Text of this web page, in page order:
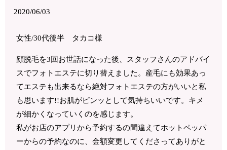
2020/06/03
女性/30代後半 タカコ様
顔脱毛を3回お世話になった後、スタッフさんのアドバイ
スでフォトエステに切り替えました。産毛にも効果あっ
てエステも出来るなら絶対フォトエステの方がいいと私
も思います!!お肌がピンッとして気持ちいいです。キメ
が細かくなっていくのを感じます。
私がお店のアプリから予約するの間違えてホットペッパ
ーからの予約なのに、金額変更してくださってありがと